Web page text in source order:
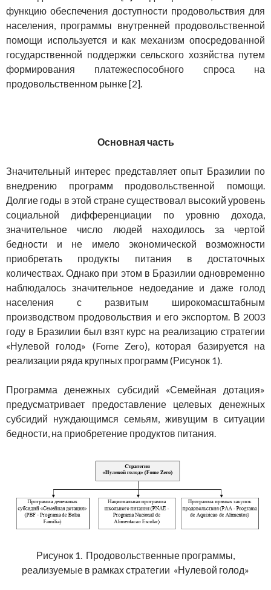
функцию обеспечения доступности продовольствия для
населения, программы внутренней продовольственной
помощи используется и как механизм опосредованной
государственной поддержки сельского хозяйства путем
формирования платежеспособного спроса на
продовольственном рынке [2].
Основная часть
Значительный интерес представляет опыт Бразилии по
внедрению программ продовольственной помощи.
Долгие годы в этой стране существовал высокий уровень
социальной дифференциации по уровню дохода,
значительное число людей находилось за чертой
бедности и не имело экономической возможности
приобретать продукты питания в достаточных
количествах. Однако при этом в Бразилии одновременно
наблюдалось значительное недоедание и даже голод
населения с развитым широкомасштабным
производством продовольствия и его экспортом. В 2003
году в Бразилии был взят курс на реализацию стратегии
«Нулевой голод» (Fome Zero), которая базируется на
реализации ряда крупных программ (Рисунок 1).
Программа денежных субсидий «Семейная дотация»
предусматривает предоставление целевых денежных
субсидий нуждающимся семьям, живущим в ситуации
бедности, на приобретение продуктов питания.
Рисунок 1. Продовольственные программы,
реализуемые в рамках стратегии «Нулевой голод»